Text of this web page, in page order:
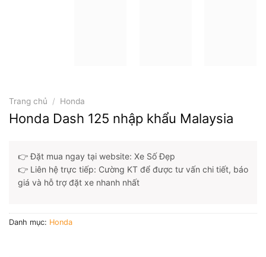
Trang chủ / Honda
Honda Dash 125 nhập khẩu Malaysia
👉 Đặt mua ngay tại website: Xe Số Đẹp
👉 Liên hệ trực tiếp: Cường KT để được tư vấn chi tiết, báo
giá và hỗ trợ đặt xe nhanh nhất
Danh mục: Honda